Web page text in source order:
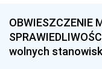
OBWIESZCZENIE
wolnych